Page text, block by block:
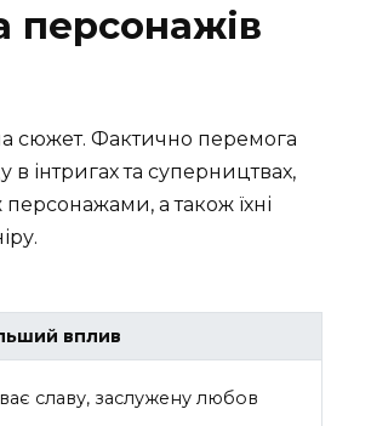
персонажів
сюжет. Фактично перемога
інтригах та суперництвах,
а також їхні
вплив
славу, заслужену любов